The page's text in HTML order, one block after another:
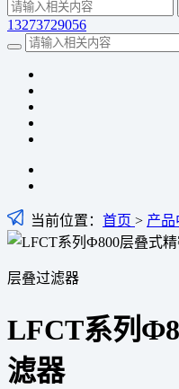
13273729056
当前位置： 首页 > 产品
层叠过滤器
LFCT系列
滤器